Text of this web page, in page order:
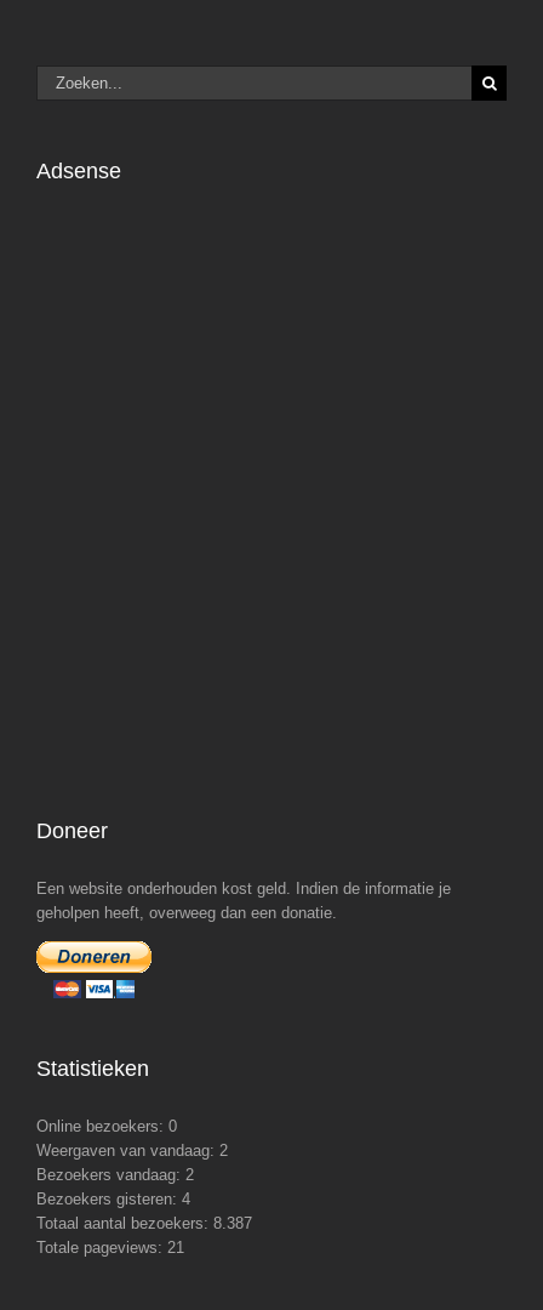
Zoeken
naar:
Adsense
Doneer
Een website onderhouden kost geld. Indien de informatie je
geholpen heeft, overweeg dan een donatie.
Statistieken
Online bezoekers: 0
Weergaven van vandaag: 2
Bezoekers vandaag: 2
Bezoekers gisteren: 4
Totaal aantal bezoekers: 8.387
Totale pageviews: 21